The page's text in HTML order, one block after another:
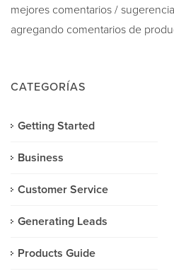
mejores comentarios /
agregando comentarios de
CATEGORÍAS
Getting Started
Business
Customer Service
Generating Leads
Products Guide